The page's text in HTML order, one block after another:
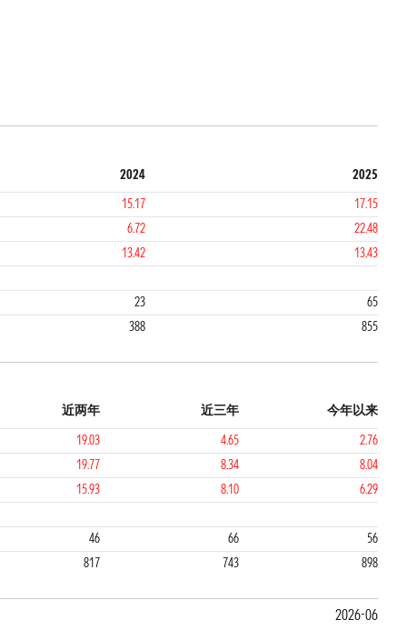
2024
2025
15.17
17.15
6.72
22.48
13.42
13.43
3
23
65
388 855
近两年 近三年
今年以来
19.03 4.65
2.76
19.77 8.34
8.04
15.93 8.10
6.29
3 3
46 66
56
817 743 898
2026-06